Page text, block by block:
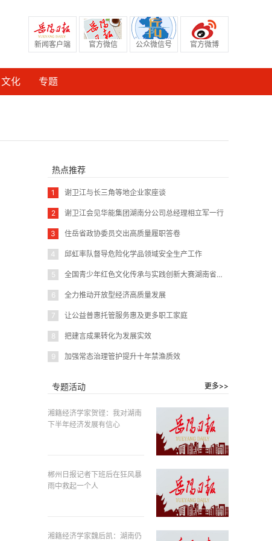
新闻客户端 官方微信 公众微信号 官方微博
文化 专题
热点推荐
1 谢卫江与长三角等地企业家座谈
2 谢卫江会见华能集团湖南分公司总经理相立军一行
3 住岳省政协委员交出高质量履职答卷
4 邱虹率队督导危险化学品领域安全生产工作
5 全国青少年红色文化传承与实践创新大赛湖南省赛在岳阳圆满闭幕
6 全力推动开放型经济高质量发展
7 让公益普惠托管服务惠及更多职工家庭
8 把建言成果转化为发展实效
9 加强常态治理管护提升十年禁渔质效
专题活动 更多>>
湘籍经济学家贺铿：我对湖南
下半年经济发展有信心
郴州日报记者下班后在狂风暴
雨中救起一个人
湘籍经济学家魏后凯：湖南仍